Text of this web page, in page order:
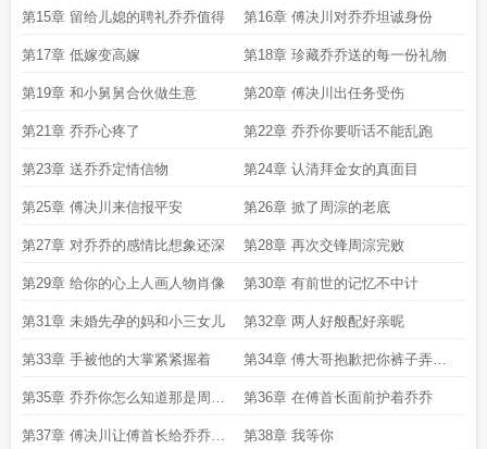
场
第15章 留给儿媳的聘礼乔乔值得 第16章 傅决川对乔乔坦诚身份
第17章 低嫁变高嫁 第18章 珍藏乔乔送的每一份礼物
第19章 和小舅舅合伙做生意 第20章 傅决川出任务受伤
第21章 乔乔心疼了 第22章 乔乔你要听话不能乱跑
第23章 送乔乔定情信物 第24章 认清拜金女的真面目
第25章 傅决川来信报平安 第26章 掀了周淙的老底
第27章 对乔乔的感情比想象还深 第28章 再次交锋周淙完败
第29章 给你的心上人画人物肖像 第30章 有前世的记忆不中计
第31章 未婚先孕的妈和小三女儿 第32章 两人好般配好亲昵
第33章 手被他的大掌紧紧握着 第34章 傅大哥抱歉把你裤子弄脏
了
第35章 乔乔你怎么知道那是周淙
的声音
第36章 在傅首长面前护着乔乔
第37章 傅决川让傅首长给乔乔准 第38章 我等你